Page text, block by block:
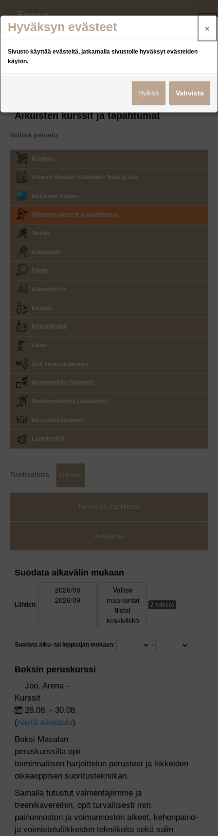
Etusivu
Joo.Arena
Aikuisten kurssit ja tapahtumat
Valitse palvelu
Kauppa
Fitness Masala / Kalenteri: Total ja Lite
Reformer Pilates
Aikuisten kurssit ja tapahtumat
Tennis
Sulkapallo
Pingis
Biljardipöytä
Keilailu
Keilakilpailut
Laser
Golf varauskalenteri
Monitoimitila (Sporttis)
Monitoimikenttä (salibandy)
Neuvotteluhuoneet
Lapsiparkki
Tuntivalinta Kaikki
Kuntosalin Starttikurssi
Peruskurssi
Suodata aikavälin mukaan
Lähtien: 2 tulosta
Suodata alku- tai loppuajan mukaan: -
Boksin peruskurssi
Joo. Arena -
Kurssit
28.08. - 30.08.
(näytä aikataulu)
Boksi Masalan
peruskurssilla opit
toiminnallisen harjoittelun perusteet ja liikkeiden
oikeaoppisen suoritustekniikan.
Samalla tutustut valmentajiimme ja
treenikavereihin, opit turvallisesti mm.
painonnoston ja voimannoston alkeet, kehonpaino-
ja voimisteluliikkeiden tekniikoita sekä salin
×
Hyväksyn evästeet
Sivusto käyttää evästeitä, jatkamalla sivustolle hyväksyt evästeiden
käytön.
Hylkää Vahvista